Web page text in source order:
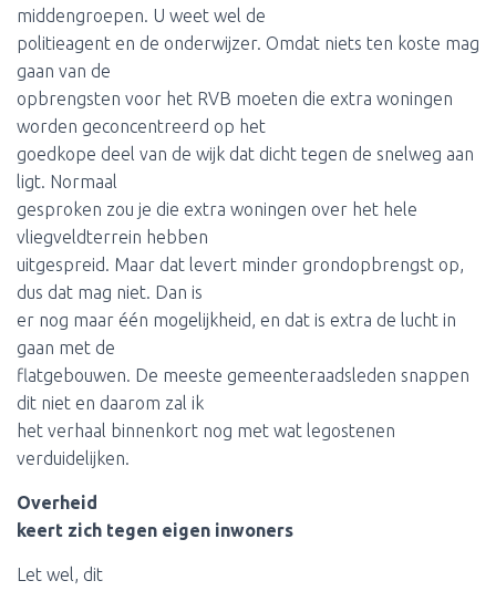
middengroepen. U weet wel de
politieagent en de onderwijzer. Omdat niets ten koste mag
gaan van de
opbrengsten voor het RVB moeten die extra woningen
worden geconcentreerd op het
goedkope deel van de wijk dat dicht tegen de snelweg aan
ligt. Normaal
gesproken zou je die extra woningen over het hele
vliegveldterrein hebben
uitgespreid. Maar dat levert minder grondopbrengst op,
dus dat mag niet. Dan is
er nog maar één mogelijkheid, en dat is extra de lucht in
gaan met de
flatgebouwen. De meeste gemeenteraadsleden snappen
dit niet en daarom zal ik
het verhaal binnenkort nog met wat legostenen
verduidelijken.
Overheid
keert zich tegen eigen inwoners
Let wel, dit